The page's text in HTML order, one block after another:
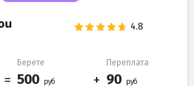
Берете Переплата